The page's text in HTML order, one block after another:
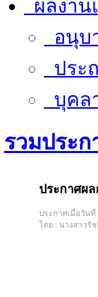
ผลงาน
อนุบ
ประ
บุคล
รวมประก
ประกาศผล
ประกาศเมื่อวันที่
โดย : นางสาวรั